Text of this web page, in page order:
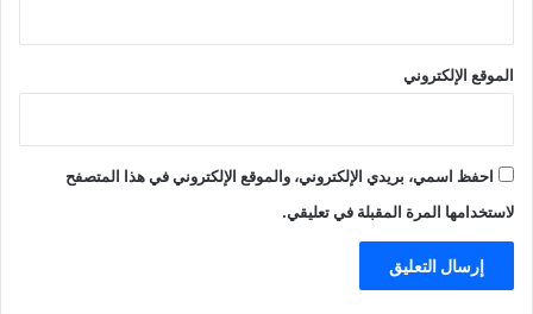
الموقع الإلكتروني
احفظ اسمي، بريدي الإلكتروني، والموقع الإلكتروني في هذا المتصفح
لاستخدامها المرة المقبلة في تعليقي.